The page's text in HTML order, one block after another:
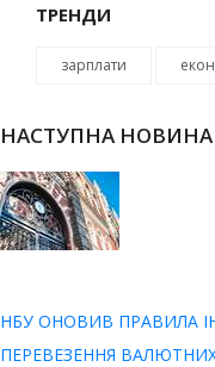
ТРЕНДИ
зарплати
НАСТУПНА НОВИНА
НБУ ОНОВИВ ПРАВИЛА
ПЕРЕВЕЗЕННЯ